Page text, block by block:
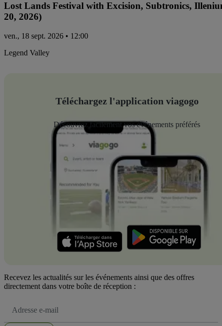
Lost Lands Festival with Excision, Subtronics,
20, 2026)
ven., 18 sept. 2026 • 12:00
Legend Valley
Téléchargez l'application viagogo
Découvrez facilement vos événements préférés
Recevez les actualités sur les événements ainsi que des offres
directement dans votre boîte de réception :
e-